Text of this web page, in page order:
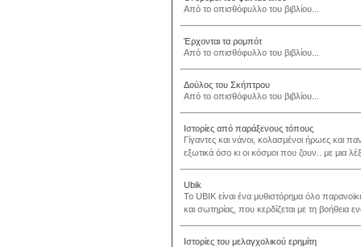
Από το οπισθόφυλλο του βιβλίου...
Έρχονται τα ρομπότ
Από το οπισθόφυλλο του βιβλίου...
Δούλος του Σκήπτρου
Από το οπισθόφυλλο του βιβλίου...
Ιστορίες από παράξενους τόπους
Γίγαντες και νάνοι, κολασμένοι ήρωες και
εξωτικά όσο κι οι κόσμοι που ζουν.. με μια
Ubik
Το UBIK είναι ένα μυθιστόρημα όλο
και σωτηρίας, που κερδίζεται με τη βοήθεια
Ιστορίες του μελαγχολικού ερημίτη